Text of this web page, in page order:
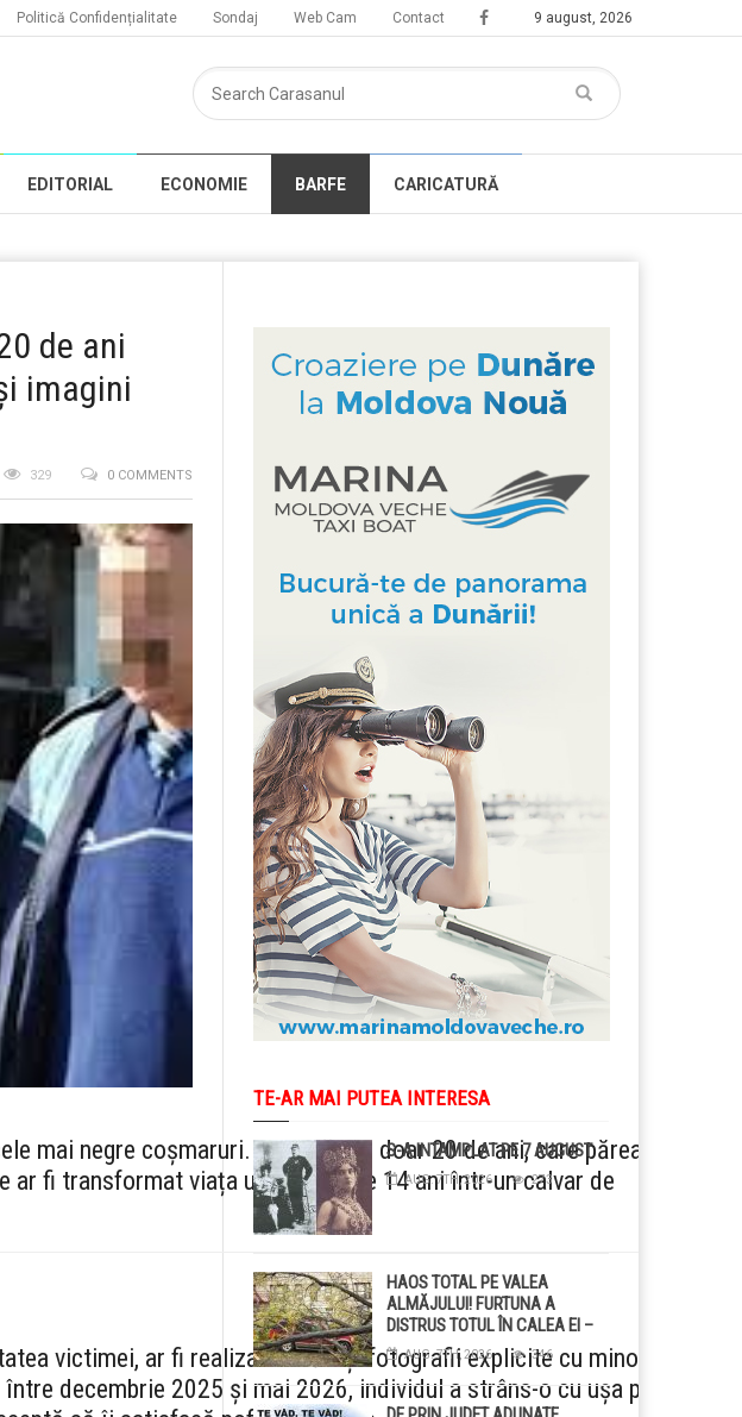
9 august, 2026
Politică Confidențialitate Sondaj Web Cam Contact
EDITORIAL ECONOMIE BARFE CARICATURĂ
de ani
imagini
0 COMMENTS
329
mai negre coșmaruri. Un tânăr de doar 20 de ani, care părea
fi transformat viața unei fetițe de 14 ani într-un calvar de
victimei, ar fi realizat filmări și fotografii explicite cu minora.
decembrie 2025 și mai 2026, individul a strâns-o cu ușa pe
TE-AR MAI PUTEA INTERESA
S-A INTAMPLAT PE 7 AUGUST
AUG. 7TH, 2026 273
HAOS TOTAL PE VALEA
ALMĂJULUI! FURTUNA A
DISTRUS TOTUL ÎN CALEA EI –
COPACI CĂZUȚI, DRUMURI
BLOCAȚE, CURENT TĂIAT ȘI
GRĂDINI DISTRUSE DE
GRINDINĂ!
AUG. 7TH, 2026 346